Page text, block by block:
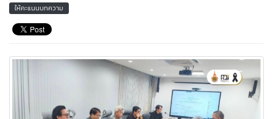
ให้คะแนนบทความ